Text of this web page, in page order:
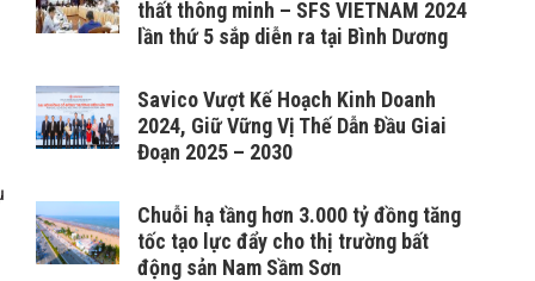
thất thông minh – SFS VIETNAM 2024
lần thứ 5 sắp diễn ra tại Bình Dương
Savico Vượt Kế Hoạch Kinh Doanh
2024, Giữ Vững Vị Thế Dẫn Đầu Giai
Đoạn 2025 – 2030
Chuỗi hạ tầng hơn 3.000 tỷ đồng tăng
tốc tạo lực đẩy cho thị trường bất
động sản Nam Sầm Sơn